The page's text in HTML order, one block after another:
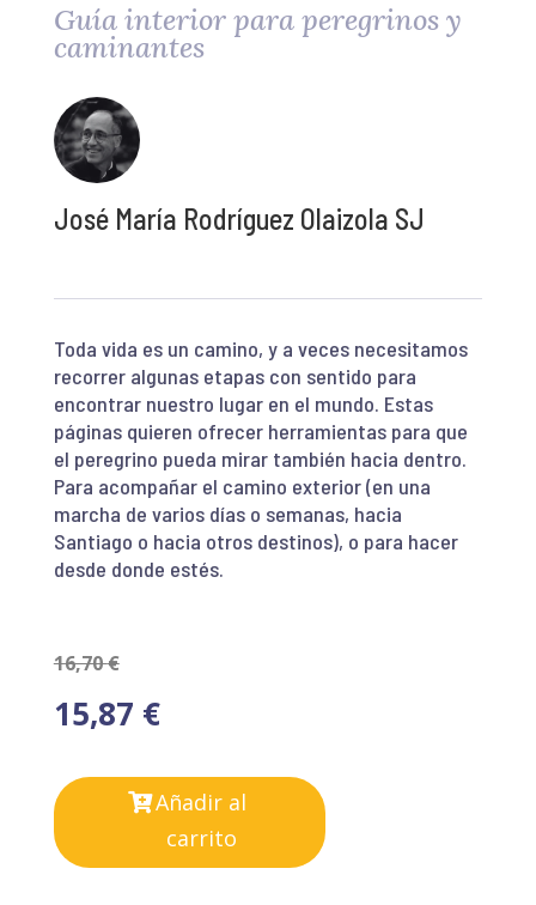
Guía interior para peregrinos y
caminantes
José María Rodríguez Olaizola SJ
Toda vida es un camino, y a veces necesitamos
recorrer algunas etapas con sentido para
encontrar nuestro lugar en el mundo. Estas
páginas quieren ofrecer herramientas para que
el peregrino pueda mirar también hacia dentro.
Para acompañar el camino exterior (en una
marcha de varios días o semanas, hacia
Santiago o hacia otros destinos), o para hacer
desde donde estés.
16,70€
15,87 €
Añadir al
carrito